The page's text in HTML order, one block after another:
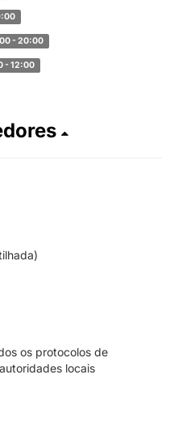
- 20:00
- 12:00
os protocolos de
locais